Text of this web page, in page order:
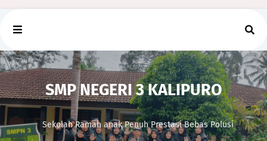
SMP NEGERI 3 KALIPURO
Sekolah Ramah anak Penuh Prestasi Bebas Polusi